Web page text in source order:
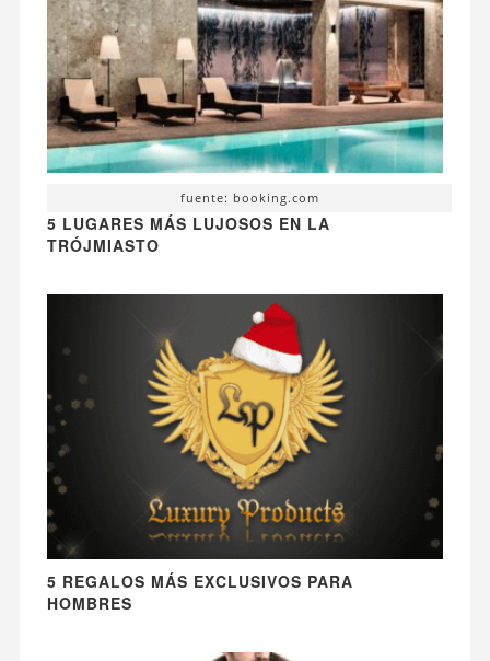
fuente: booking.com
5 LUGARES MÁS LUJOSOS EN LA
TRÓJMIASTO
5 REGALOS MÁS EXCLUSIVOS PARA
HOMBRES